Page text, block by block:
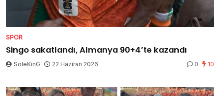
SPOR
Singo sakatlandı, Almanya 90+4’te kazandı
SoleKinG 22 Haziran 2026 0 10